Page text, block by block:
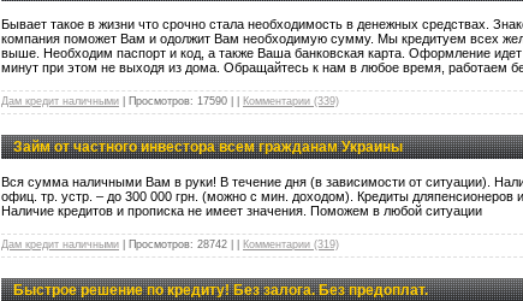
Бывает такое в жизни что срочно стала необходимость в денежных средствах.
компания поможет Вам и одолжит Вам необходимую сумму. Мы кредитуем всех
выше. Необходим паспорт и код, а также Ваша банковская карта. Оформление
минут при этом не выходя из дома. Обращайтесь к нам в любое время, работаем
Дам кредит наличными Просмотров: 17590 Комментарии (339)
Займ от частного инвестора всем гражданам Украины
Вся сумма наличными Вам в руки! В течение дня (в зависимости от ситуации).
офиц. тр. устр. – до 300 000 грн. (можно с мин. доходом). Кредиты дляпенсионеров
Наличие кредитов и прописка не имеет значения. Поможем в любой ситуации
Дам кредит наличными Просмотров: 28742 Комментарии (319)
Быстрое решение по кредиту! Без залога. Без предоплат.